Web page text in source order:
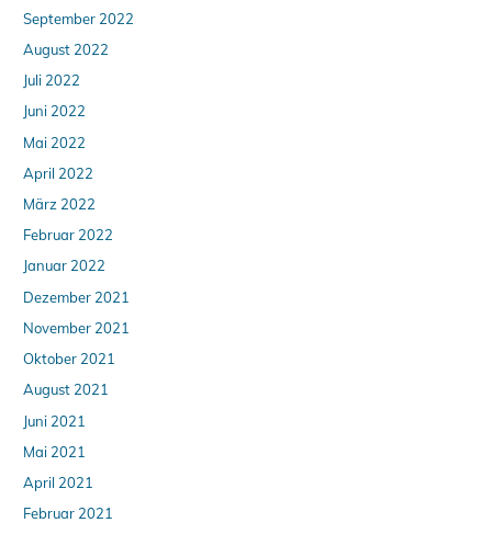
September 2022
August 2022
Juli 2022
Juni 2022
Mai 2022
April 2022
März 2022
Februar 2022
Januar 2022
Dezember 2021
November 2021
Oktober 2021
August 2021
Juni 2021
Mai 2021
April 2021
Februar 2021